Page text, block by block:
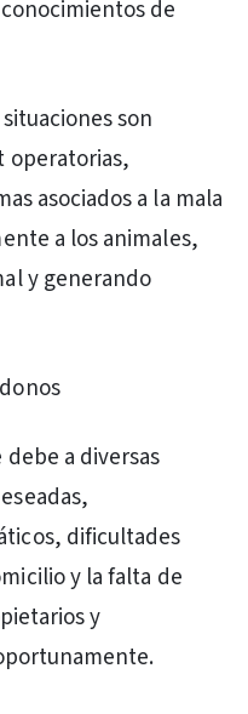
de
son
operatorias,
asociados a la mala
a los animales,
y generando
a diversas
dificultades
y la falta de
y